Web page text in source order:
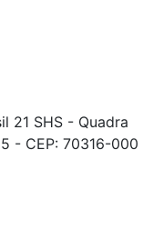
21 SHS - Quadra
- CEP: 70316-000